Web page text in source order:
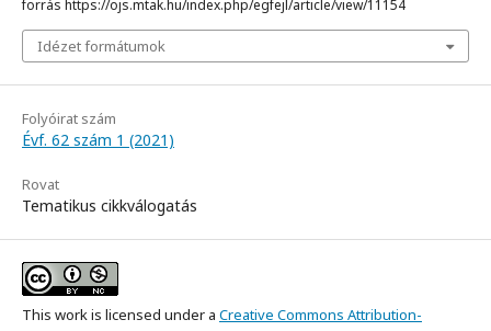
forrás https://ojs.mtak.hu/index.php/egfejl/article/view/11154
Idézet formátumok
Folyóirat szám
Évf. 62 szám 1 (2021)
Rovat
Tematikus cikkválogatás
This work is licensed under a Creative Commons Attribution-